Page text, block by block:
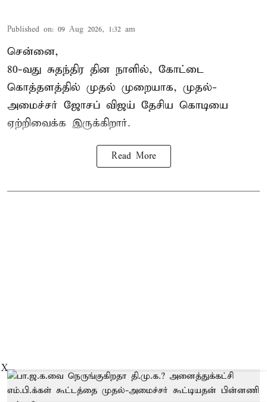
Published on: 09 Aug 2026, 1:32 am
சென்னை,
80-வது சுதந்திர தின நாளில், கோட்டை
கொத்தளத்தில் முதல் முறையாக, முதல்-
அமைச்சர் ஜோசப் விஜய் தேசிய கொடியை
ஏற்றிவைக்க இருக்கிறார்.
Read More
X